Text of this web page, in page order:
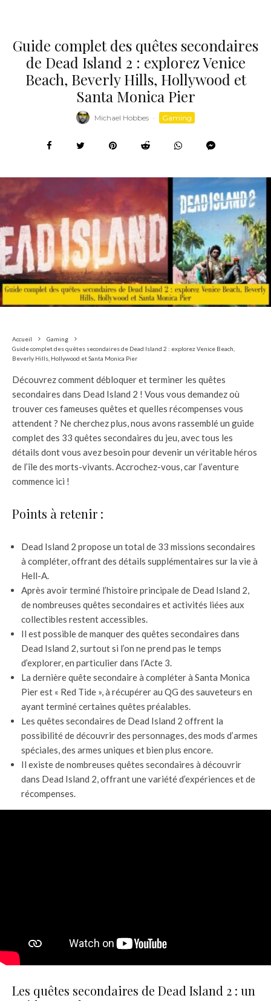
Guide complet des quêtes secondaires
de Dead Island 2 : explorez Venice
Beach, Beverly Hills, Hollywood et
Santa Monica Pier
Michael Hobbes · Gaming
Accueil
Gaming
Guide complet des quêtes secondaires de Dead Island 2 : explorez Venice Beach,
Beverly Hills, Hollywood et Santa Monica Pier
Découvrez comment débloquer et terminer les quêtes
secondaires dans Dead Island 2 ! Vous vous demandez où
trouver ces fameuses quêtes et quelles récompenses vous
attendent ? Ne cherchez plus, nous avons rassemblé un guide
complet des 33 quêtes secondaires du jeu, avec tous les
détails dont vous avez besoin pour devenir un véritable héros
de l’île des morts-vivants. Accrochez-vous, car l’aventure
commence ici !
Points à retenir :
Dead Island 2 propose un total de 33 missions secondaires
à compléter, offrant des détails supplémentaires sur la vie à
Hell-A.
Après avoir terminé l’histoire principale de Dead Island 2,
de nombreuses quêtes secondaires et activités liées aux
collectibles restent accessibles.
Il est possible de manquer des quêtes secondaires dans
Dead Island 2, surtout si l’on ne prend pas le temps
d’explorer, en particulier dans l’Acte 3.
La dernière quête secondaire à compléter à Santa Monica
Pier est « Red Tide », à récupérer au QG des sauveteurs en
ayant terminé certaines quêtes préalables.
Les quêtes secondaires de Dead Island 2 offrent la
possibilité de découvrir des personnages, des mods d’armes
spéciales, des armes uniques et bien plus encore.
Il existe de nombreuses quêtes secondaires à découvrir
dans Dead Island 2, offrant une variété d’expériences et de
récompenses.
Les quêtes secondaires de Dead Island 2 : un